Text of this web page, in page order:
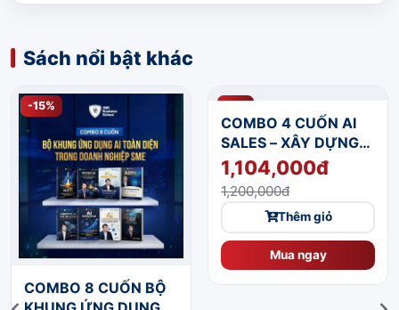
Sách nổi bật khác
-15%
COMBO 8 CUỐN BỘ
COMBO 4 CUỐN AI